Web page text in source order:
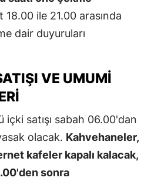
18.00 ile 21.00 arasında
dair duyuruları
VE UMUMI
içki satışı sabah 06.00'dan
olacak. Kahvehaneler,
kafeler kapalı kalacak,
sonra